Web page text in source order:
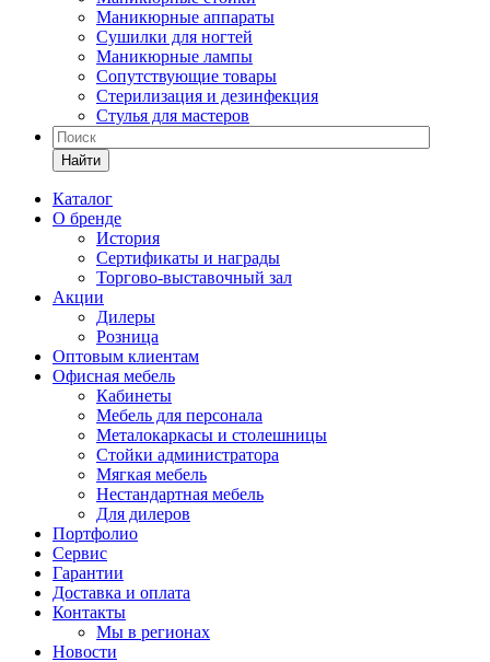
Маникюрные аппараты
Сушилки для ногтей
Маникюрные лампы
Сопутствующие товары
Стерилизация и дезинфекция
Стулья для мастеров
Найти
Каталог
О бренде
История
Сертификаты и награды
Торгово-выставочный зал
Акции
Дилеры
Розница
Оптовым клиентам
Офисная мебель
Кабинеты
Мебель для персонала
Металокаркасы и столешницы
Стойки администратора
Мягкая мебель
Нестандартная мебель
Для дилеров
Портфолио
Сервис
Гарантии
Доставка и оплата
Контакты
Мы в регионах
Новости